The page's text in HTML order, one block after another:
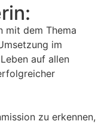
mit dem Thema
im
auf allen
zu erkennen,